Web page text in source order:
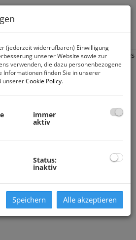
(jederzeit widerrufbaren) Einwilligung
unserer Website sowie zur
verwenden, die dazu personenbezogene
Informationen finden Sie in unserer
unsererCookie Policy.
immer
aktiv
Status:
inaktiv
Speichern Alle akzeptieren